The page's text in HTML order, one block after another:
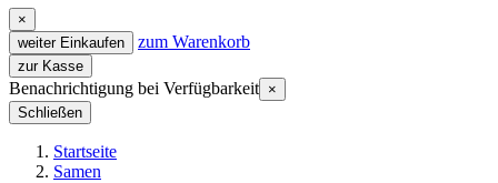
×
weiter Einkaufen
zum Warenkorb
zur Kasse
Benachrichtigung bei Verfügbarkeit ×
Schließen
Startseite
Samen